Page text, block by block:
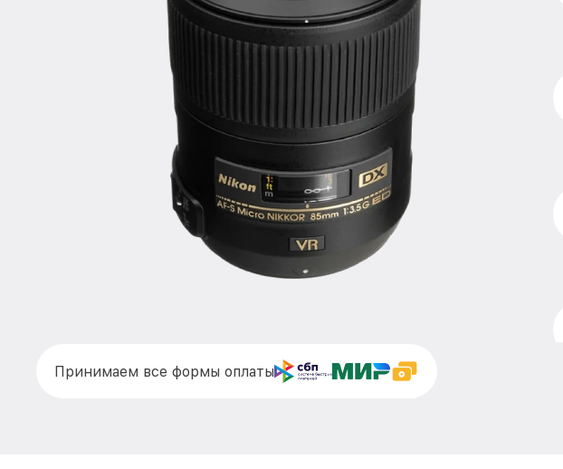
Принимаем все формы оплаты